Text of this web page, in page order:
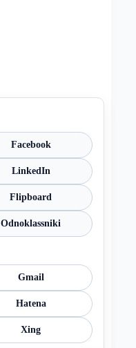
Facebook
LinkedIn
Flipboard
Odnoklassniki
Gmail
Hatena
Xing